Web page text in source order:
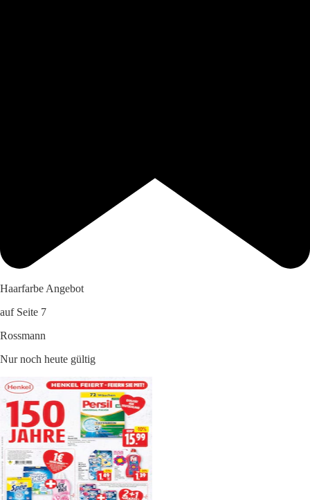
Haarfarbe Angebot
auf Seite 7
Rossmann
Nur noch heute gültig